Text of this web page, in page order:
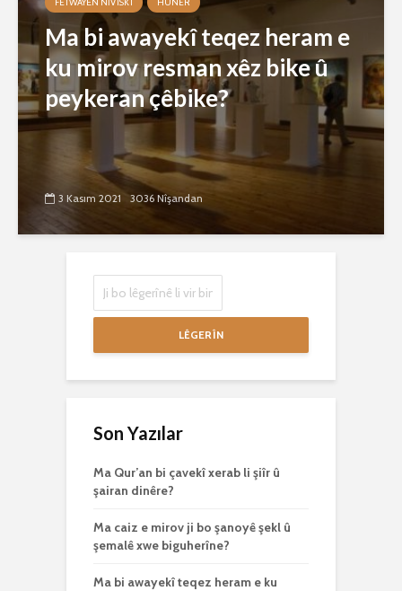
Ma bi awayekî teqez heram e
ku mirov resman xêz bike û
peykeran çêbike?
3 Kasım 2021 3036 Nîşandan
LÊGERÎN
Son Yazılar
Ma Qur’an bi çavekî xerab li şiîr û
şairan dinêre?
Ma caiz e mirov ji bo şanoyê şekl û
şemalê xwe biguherîne?
Ma bi awayekî teqez heram e ku